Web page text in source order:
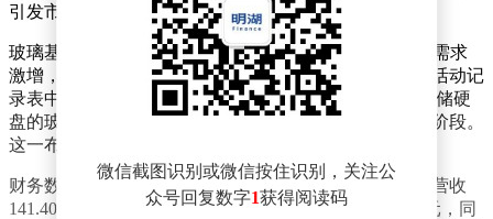
引发市场广泛关注。
玻璃基板业务成为蓝思科技近期投资焦点。随着AI技术需求
激增，玻璃基板市场热度持续攀升。公司在投资者关系活动记
录表中透露，正与全球头部HDD厂商合作开发高密度存储硬
盘的玻璃基板，2026年将进入验证及小规模试产的关键阶段。
这一布局被视为公司拓展高端制造领域的重要举措。
财务数据显示，蓝思科技2026年一季度业绩承压，实现营收
141.40亿元，同比下降17.13%；归母净利润亏损1.50亿元，同
微信截图识别或微信按住识别，关注公
众号回复数字1获得阅读码